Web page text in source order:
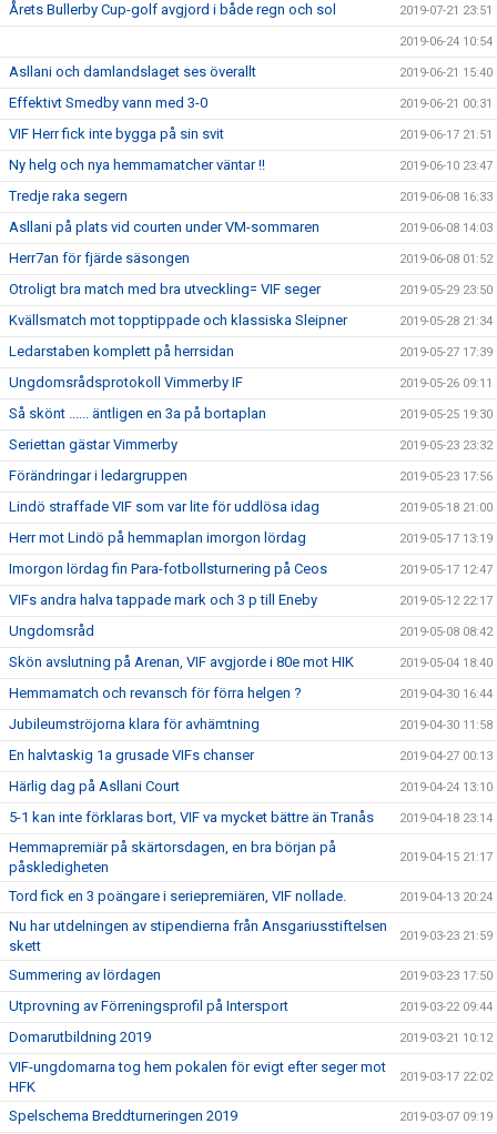
Årets Bullerby Cup-golf avgjord i både regn och sol 2019-07-21 23:51
2019-06-24 10:54
Asllani och damlandslaget ses överallt 2019-06-21 15:40
Effektivt Smedby vann med 3-0 2019-06-21 00:31
VIF Herr fick inte bygga på sin svit 2019-06-17 21:51
Ny helg och nya hemmamatcher väntar !! 2019-06-10 23:47
Tredje raka segern 2019-06-08 16:33
Asllani på plats vid courten under VM-sommaren 2019-06-08 14:03
Herr7an för fjärde säsongen 2019-06-08 01:52
Otroligt bra match med bra utveckling= VIF seger 2019-05-29 23:50
Kvällsmatch mot topptippade och klassiska Sleipner 2019-05-28 21:34
Ledarstaben komplett på herrsidan 2019-05-27 17:39
Ungdomsrådsprotokoll Vimmerby IF 2019-05-26 09:11
Så skönt ...... äntligen en 3a på bortaplan 2019-05-25 19:30
Seriettan gästar Vimmerby 2019-05-23 23:32
Förändringar i ledargruppen 2019-05-23 17:56
Lindö straffade VIF som var lite för uddlösa idag 2019-05-18 21:00
Herr mot Lindö på hemmaplan imorgon lördag 2019-05-17 13:19
Imorgon lördag fin Para-fotbollsturnering på Ceos 2019-05-17 12:47
VIFs andra halva tappade mark och 3 p till Eneby 2019-05-12 22:17
Ungdomsråd 2019-05-08 08:42
Skön avslutning på Arenan, VIF avgjorde i 80e mot HIK 2019-05-04 18:40
Hemmamatch och revansch för förra helgen ? 2019-04-30 16:44
Jubileumströjorna klara för avhämtning 2019-04-30 11:58
En halvtaskig 1a grusade VIFs chanser 2019-04-27 00:13
Härlig dag på Asllani Court 2019-04-24 13:10
5-1 kan inte förklaras bort, VIF va mycket bättre än Tranås 2019-04-18 23:14
Hemmapremiär på skärtorsdagen, en bra början på
påskledigheten
2019-04-15 21:17
Tord fick en 3 poängare i seriepremiären, VIF nollade. 2019-04-13 20:24
Nu har utdelningen av stipendierna från Ansgariusstiftelsen
skett
2019-03-23 21:59
Summering av lördagen 2019-03-23 17:50
Utprovning av Förreningsprofil på Intersport 2019-03-22 09:44
Domarutbildning 2019 2019-03-21 10:12
VIF-ungdomarna tog hem pokalen för evigt efter seger mot
HFK
2019-03-17 22:02
Spelschema Breddturneringen 2019 2019-03-07 09:19